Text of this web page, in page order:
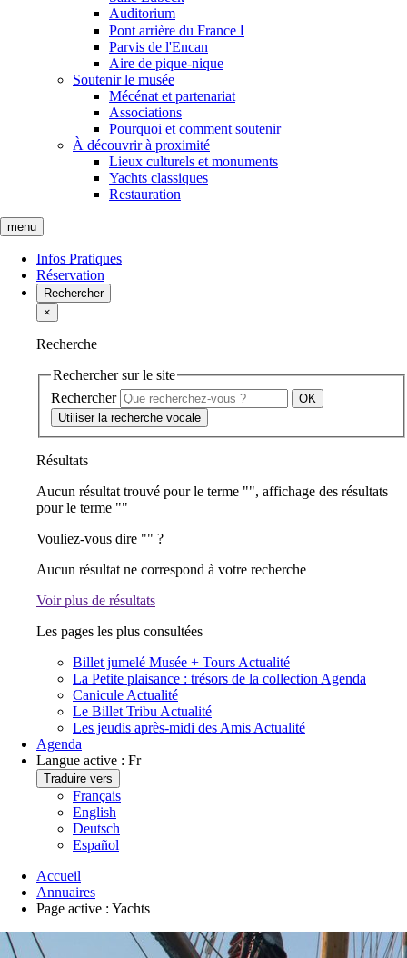
Auditorium
Pont arrière du France Ⅰ
Parvis de l'Encan
Aire de pique-nique
Soutenir le musée
Mécénat et partenariat
Associations
Pourquoi et comment soutenir
À découvrir à proximité
Lieux culturels et monuments
Yachts classiques
Restauration
menu
Infos Pratiques
Réservation
Rechercher
×
Recherche
Rechercher sur le site
Rechercher
Utiliser la recherche vocale
Résultats
Aucun résultat trouvé pour le terme "", affichage des résultats
pour le terme ""
Vouliez-vous dire "" ?
Aucun résultat ne correspond à votre recherche
Voir plus de résultats
Les pages les plus consultées
Billet jumelé Musée + Tours Actualité
La Petite plaisance : trésors de la collection Agenda
Canicule Actualité
Le Billet Tribu Actualité
Les jeudis après-midi des Amis Actualité
Agenda
Langue active : Fr
Traduire vers
Français
English
Deutsch
Español
Accueil
Annuaires
Page active : Yachts